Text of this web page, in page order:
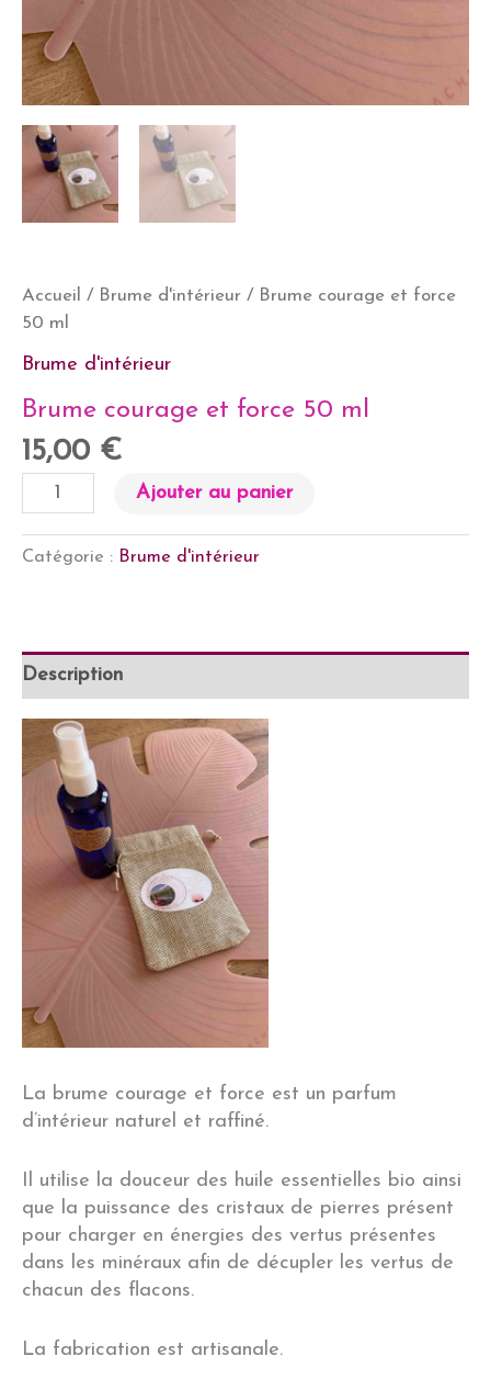
Accueil / Brume d'intérieur / Brume courage et force
50 ml
Brume d'intérieur
Brume courage et force 50 ml
15,00 €
quantité
de
Brume
courage
50
ml
Ajouter au panier
Catégorie : Brume d'intérieur
Description
La brume courage et force est un parfum
d’intérieur naturel et raffiné.
Il utilise la douceur des huile essentielles bio ainsi
que la puissance des cristaux de pierres présent
pour charger en énergies des vertus présentes
dans les minéraux afin de décupler les vertus de
chacun des flacons.
La fabrication est artisanale.